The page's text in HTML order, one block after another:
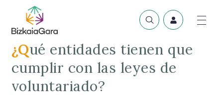
¿Qué entidades tienen que
cumplir con las leyes de
voluntariado?